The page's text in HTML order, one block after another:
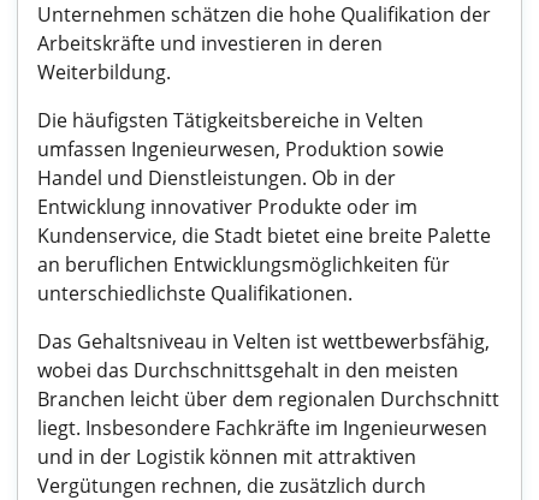
Unternehmen schätzen die hohe Qualifikation der
Arbeitskräfte und investieren in deren
Weiterbildung.
Die häufigsten Tätigkeitsbereiche in Velten
umfassen Ingenieurwesen, Produktion sowie
Handel und Dienstleistungen. Ob in der
Entwicklung innovativer Produkte oder im
Kundenservice, die Stadt bietet eine breite Palette
an beruflichen Entwicklungsmöglichkeiten für
unterschiedlichste Qualifikationen.
Das Gehaltsniveau in Velten ist wettbewerbsfähig,
wobei das Durchschnittsgehalt in den meisten
Branchen leicht über dem regionalen Durchschnitt
liegt. Insbesondere Fachkräfte im Ingenieurwesen
und in der Logistik können mit attraktiven
Vergütungen rechnen, die zusätzlich durch